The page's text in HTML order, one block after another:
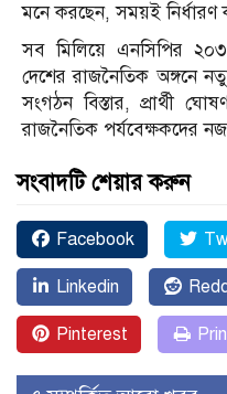
মনে করছেন, সময়ই নির্ধারণ
সব মিলিয়ে এনসিপির
দেশের রাজনৈতিক অঙ্গনে
সংগঠন বিস্তার, প্রার্থী
রাজনৈতিক পর্যবেক্ষকদের
সংবাদটি শেয়ার করুন
Facebook
Linkedin
Pinterest